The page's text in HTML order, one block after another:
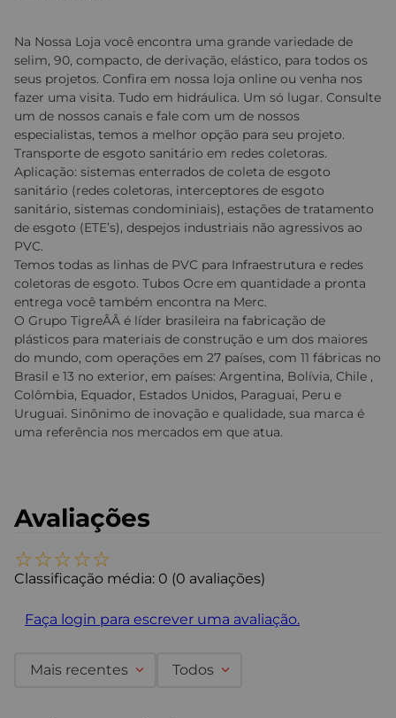
Na Nossa Loja você encontra uma grande variedade de
selim, 90, compacto, de derivação, elástico, para todos os
seus projetos. Confira em nossa loja online ou venha nos
fazer uma visita. Tudo em hidráulica. Um só lugar. Consulte
um de nossos canais e fale com um de nossos
especialistas, temos a melhor opção para seu projeto.
Transporte de esgoto sanitário em redes coletoras.
Aplicação: sistemas enterrados de coleta de esgoto
sanitário (redes coletoras, interceptores de esgoto
sanitário, sistemas condominiais), estações de tratamento
de esgoto (ETE’s), despejos industriais não agressivos ao
PVC.
Temos todas as linhas de PVC para Infraestrutura e redes
coletoras de esgoto. Tubos Ocre em quantidade a pronta
entrega você também encontra na Merc.
O Grupo TigreÂÂ é líder brasileira na fabricação de
plásticos para materiais de construção e um dos maiores
do mundo, com operações em 27 países, com 11 fábricas no
Brasil e 13 no exterior, em países: Argentina, Bolívia, Chile ,
Colômbia, Equador, Estados Unidos, Paraguai, Peru e
Uruguai. Sinônimo de inovação e qualidade, sua marca é
uma referência nos mercados em que atua.
Avaliações
☆☆☆☆☆
Classificação média: 0 (0 avaliações)
Faça login para escrever uma avaliação.
Mais recentes Todos